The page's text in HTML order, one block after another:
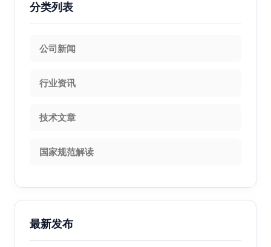
分类列表
公司新闻
行业资讯
技术文章
国家规范解读
最新发布